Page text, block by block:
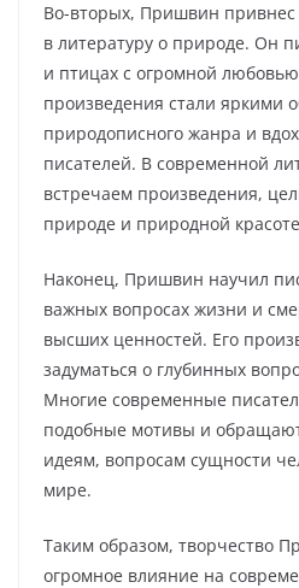
Во-вторых, Пришвин
в литературу о природе. Он
и птицах с огромной
произведения стали яркими
природописного жанра и
писателей. В современной
встречаем произведения,
природе и природной
Наконец, Пришвин научил
важных вопросах жизни и
высших ценностей. Его
задуматься о глубинных
Многие современные
подобные мотивы и
идеям, вопросам сущности
мире.
Таким образом, творчество
огромное влияние на